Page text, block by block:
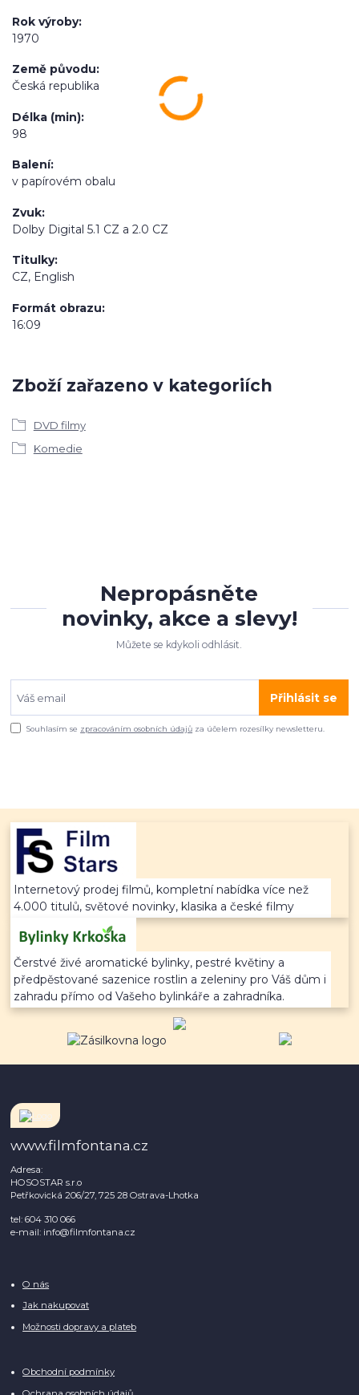
Rok výroby
1970
Země původu
Česká republika
Délka (min)
98
Balení
v papírovém obalu
Zvuk
Dolby Digital 5.1 CZ a 2.0 CZ
Titulky
CZ, English
Formát obrazu
16:09
Zboží zařazeno v kategoriích
DVD filmy
Komedie
Nepropásněte
novinky, akce a slevy!
Můžete se kdykoli odhlásit.
Přihlásit se
Souhlasím se zpracováním osobních údajů za účelem rozesílky newsletteru.
Internetový prodej filmů, kompletní nabídka více než
4.000 titulů, světové novinky, klasika a české filmy
Čerstvé živé aromatické bylinky, pestré květiny a
předpěstované sazenice rostlin a zeleniny pro Váš dům i
zahradu přímo od Vašeho bylinkáře a zahradníka.
www.filmfontana.cz
Adresa:
HOSOSTAR s.r.o
Petřkovická 206/27, 725 28 Ostrava-Lhotka
tel: 604 310 066
e-mail: info@filmfontana.cz
O nás
Jak nakupovat
Možnosti dopravy a plateb
Obchodní podmínky